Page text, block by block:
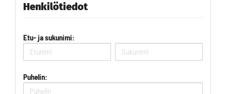
Henkilötiedot
Etu- ja sukunimi:
Puhelin: